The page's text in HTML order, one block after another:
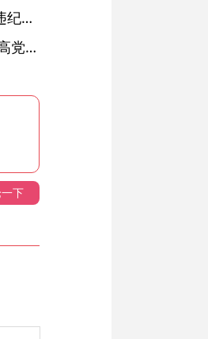
绩溪县长安镇原党委副书记、镇长程枫华严重违纪违法被开除党籍和公职
学习进行时·深入学习贯彻习近平党建思想丨提高党的战斗力的法宝
下